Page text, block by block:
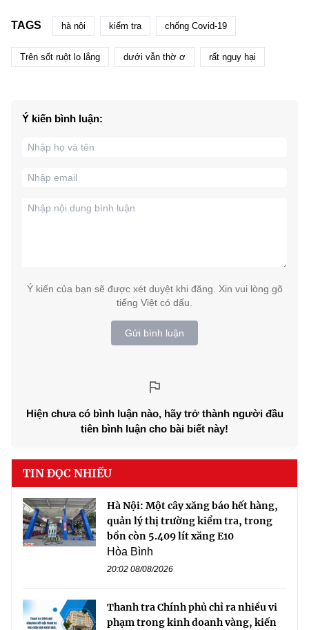
TAGS hà nội kiểm tra chống Covid-19
Trên sốt ruột lo lắng dưới vẫn thờ ơ rất nguy hại
Ý kiến bình luận:
Ý kiến của bạn sẽ được xét duyệt khi đăng. Xin vui lòng gõ
tiếng Việt có dấu.
Gửi bình luận
Hiện chưa có bình luận nào, hãy trở thành người đầu
tiên bình luận cho bài biết này!
TIN ĐỌC NHIỀU
Hà Nội: Một cây xăng báo hết hàng,
quản lý thị trường kiểm tra, trong
bồn còn 5.409 lít xăng E10
Hòa Bình
20:02 08/08/2026
Thanh tra Chính phủ chỉ ra nhiều vi
phạm trong kinh doanh vàng, kiến